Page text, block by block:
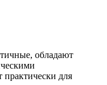
обладают
практически для